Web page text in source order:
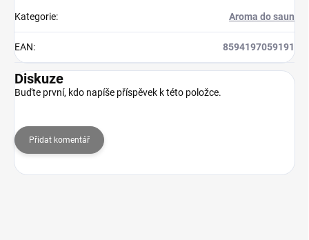
Kategorie: Aroma do saun
EAN: 8594197059191
Diskuze
Buďte první, kdo napíše příspěvek k této položce.
Přidat komentář